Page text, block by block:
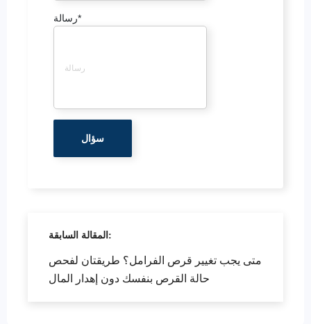
رسالة*
المقالة السابقة:
متى يجب تغيير قرص الفرامل؟ طريقتان لفحص
حالة القرص بنفسك دون إهدار المال